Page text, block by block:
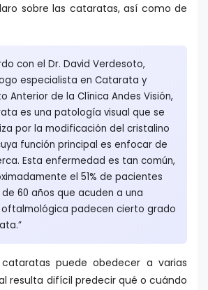
sobre las cataratas, así como de
con el Dr. David Verdesoto,
especialista en Catarata y
Anterior de la Clínica Andes Visión,
es una patología visual que se
por la modificación del cristalino
función principal es enfocar de
Esta enfermedad es tan común,
el 51% de pacientes
60 años que acuden a una
padecen cierto grado
puede obedecer a varias
resulta difícil predecir qué o cuándo